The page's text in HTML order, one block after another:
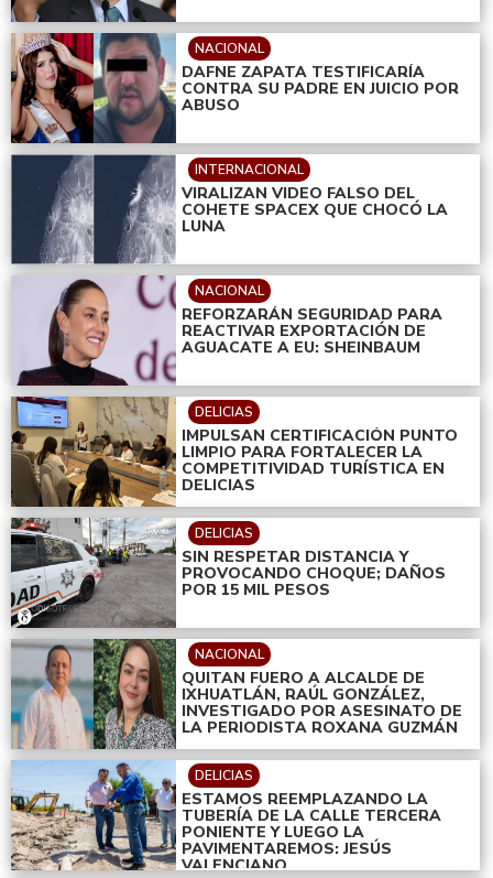
NACIONAL
DAFNE ZAPATA TESTIFICARÍA
CONTRA SU PADRE EN JUICIO POR
ABUSO
INTERNACIONAL
VIRALIZAN VIDEO FALSO DEL
COHETE SPACEX QUE CHOCÓ LA
LUNA
NACIONAL
REFORZARÁN SEGURIDAD PARA
REACTIVAR EXPORTACIÓN DE
AGUACATE A EU: SHEINBAUM
DELICIAS
IMPULSAN CERTIFICACIÓN PUNTO
LIMPIO PARA FORTALECER LA
COMPETITIVIDAD TURÍSTICA EN
DELICIAS
DELICIAS
SIN RESPETAR DISTANCIA Y
PROVOCANDO CHOQUE; DAÑOS
POR 15 MIL PESOS
NACIONAL
QUITAN FUERO A ALCALDE DE
IXHUATLÁN, RAÚL GONZÁLEZ,
INVESTIGADO POR ASESINATO DE
LA PERIODISTA ROXANA GUZMÁN
DELICIAS
ESTAMOS REEMPLAZANDO LA
TUBERÍA DE LA CALLE TERCERA
PONIENTE Y LUEGO LA
PAVIMENTAREMOS: JESÚS
VALENCIANO